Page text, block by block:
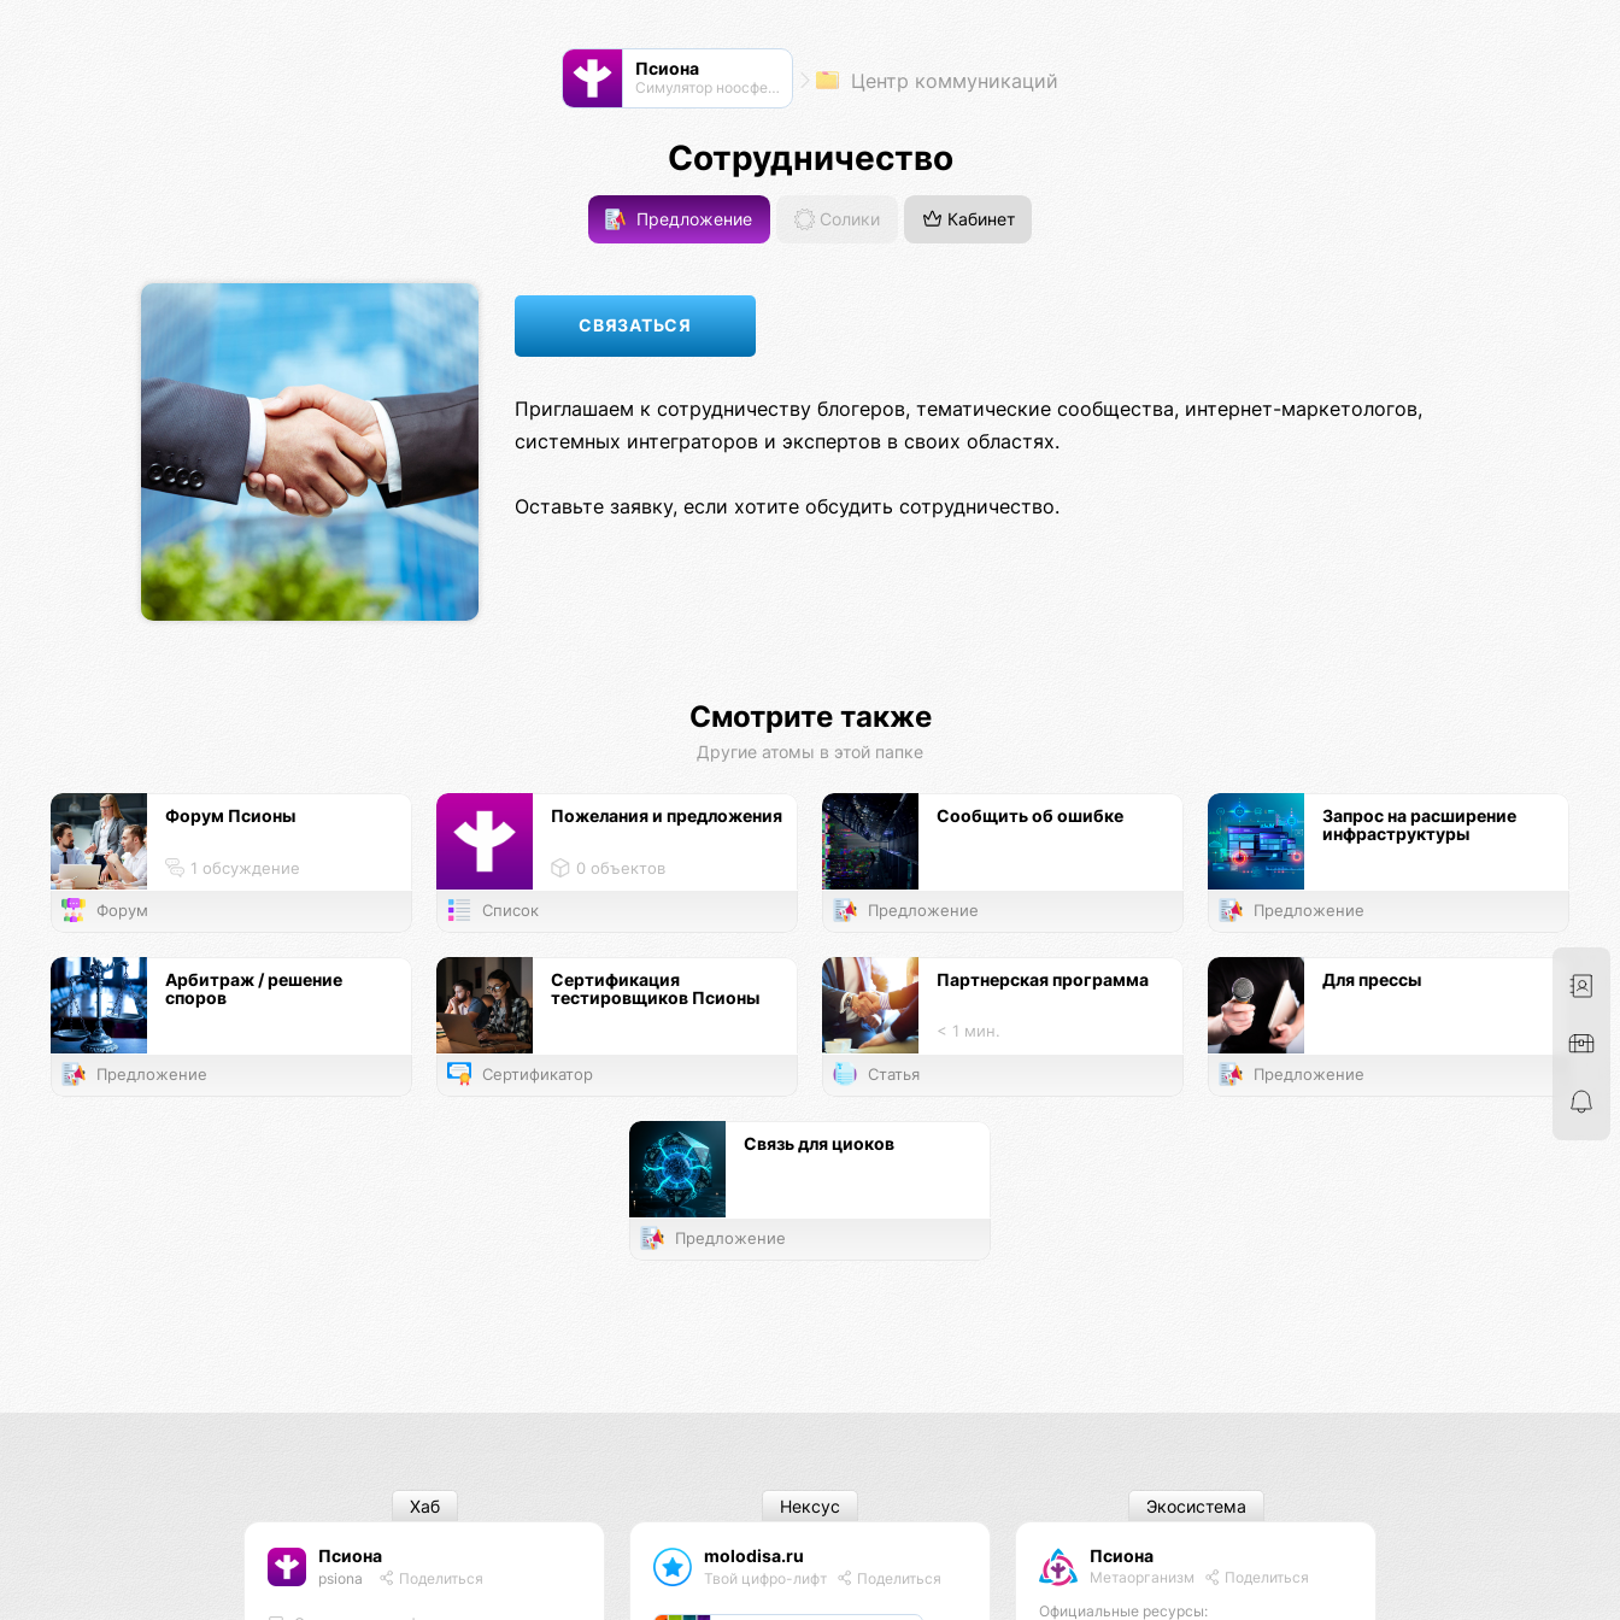
Псиона
Cимулятор ноосферы Центр коммуникаций
Сотрудничество
Предложение Солики Кабинет
Приглашаем к сотрудничеству блогеров, тематические сообщества, интернет-маркетологов,
системных интеграторов и экспертов в своих областях.
Оставьте заявку, если хотите обсудить сотрудничество.
Смотрите также
Другие атомы в этой папке
Форум Псионы
1 обсуждение
Форум
Пожелания и предложения
0 объектов
Список
Сообщить об ошибке
Предложение
Запрос на расширение
инфраструктуры
Предложение
Арбитраж / решение
споров
Предложение
Сертификация
тестировщиков Псионы
Сертификатор
Партнерская программа
< 1 мин.
Статья
Для прессы
Предложение
Связь для циоков
Предложение
Псиона
psiona Поделиться
Хаб
molodisa.ru
Твой цифро-лифт Поделиться
Нексус
Псиона
Метаорганизм
Поделиться
Официальные ресурсы:
Экосистема